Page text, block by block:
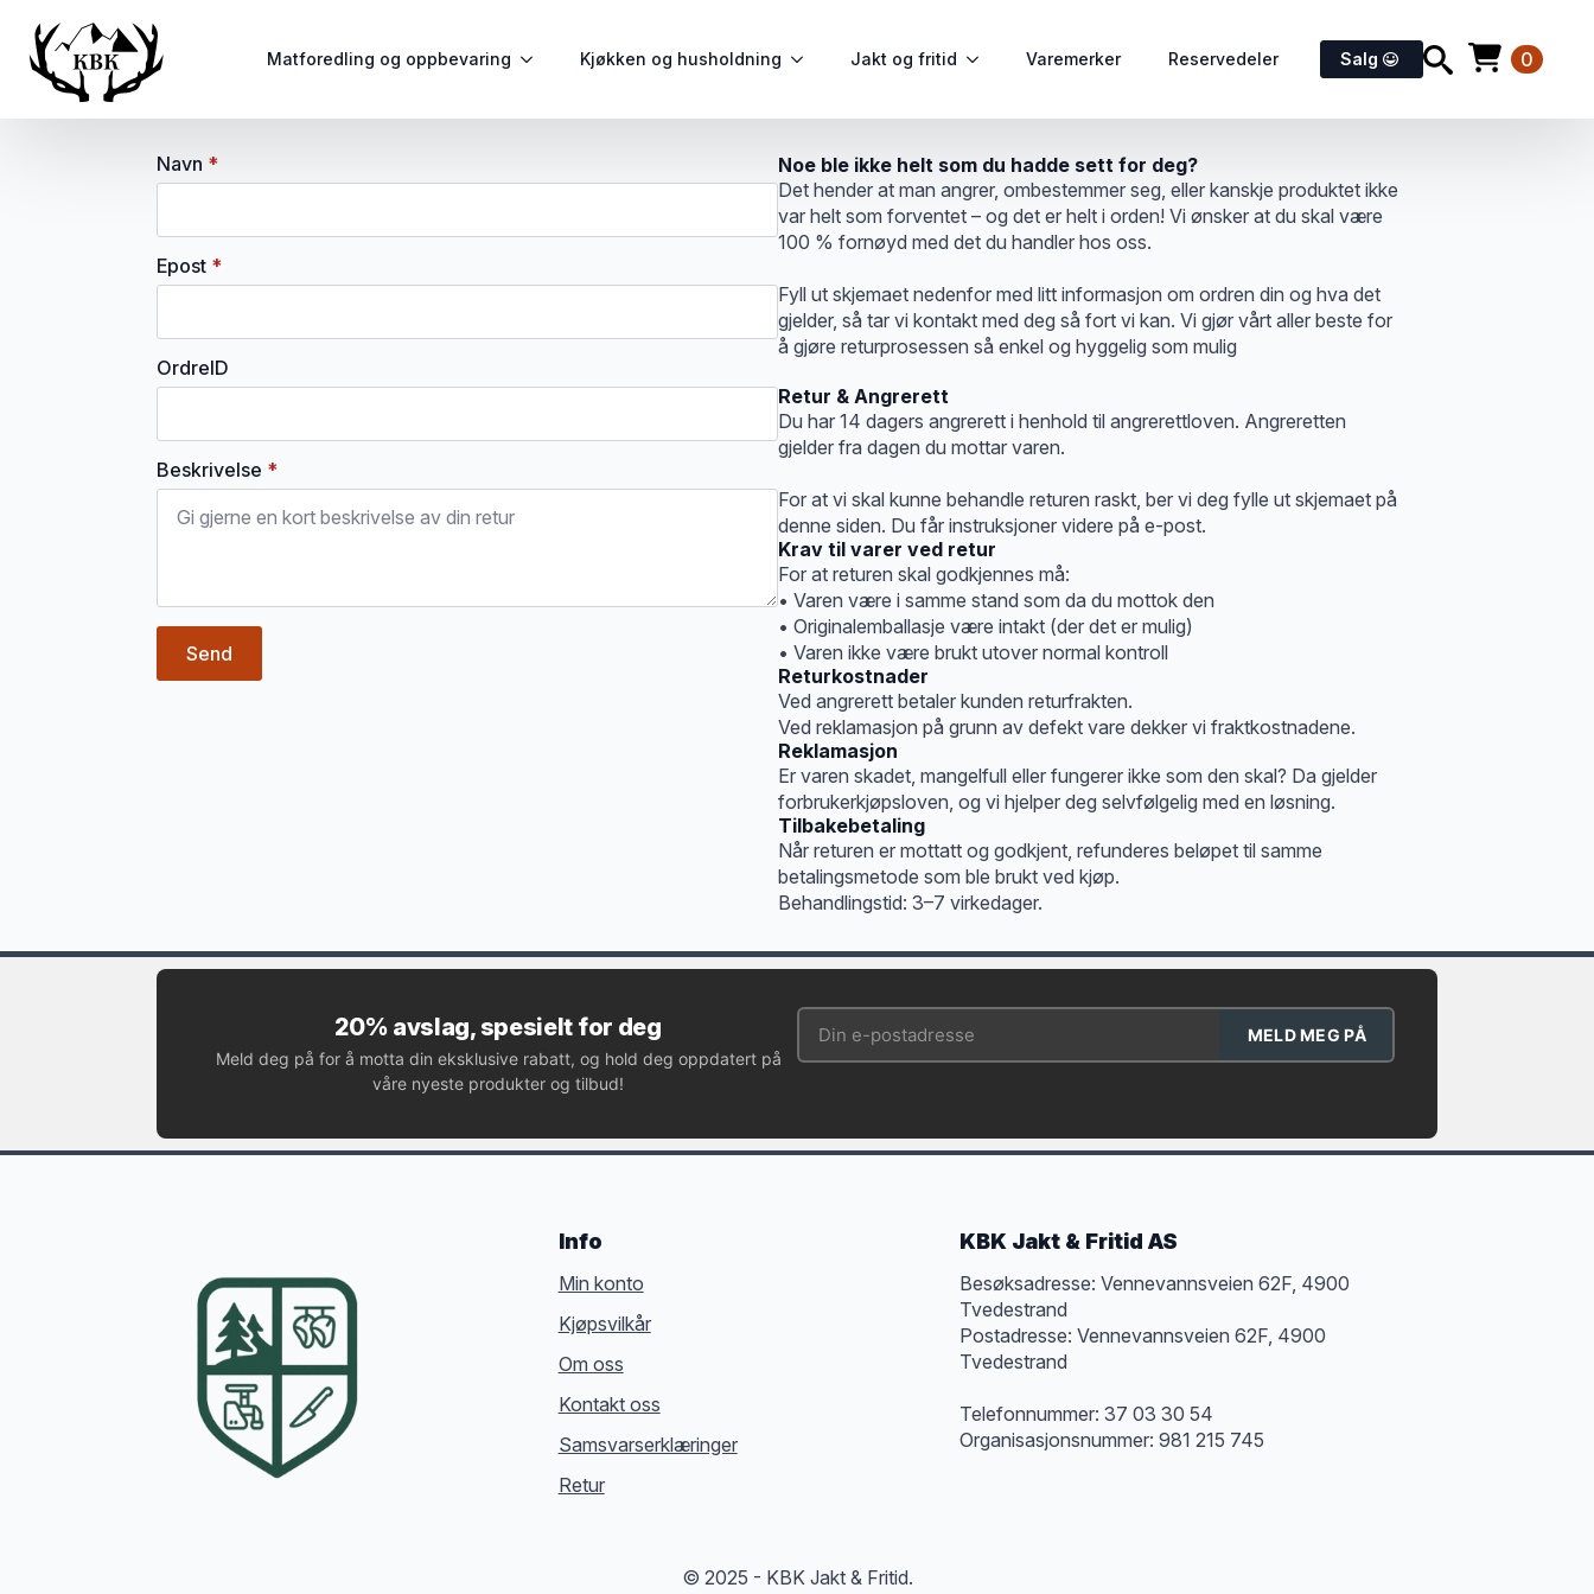
Matforedling og oppbevaring Kjøkken og husholdning Jakt og fritid Varemerker Reservedeler Salg 0
Navn *
Epost *
OrdreID
Beskrivelse *
Send
Noe ble ikke helt som du hadde sett for deg?
Det hender at man angrer, ombestemmer seg, eller kanskje produktet ikke
var helt som forventet – og det er helt i orden! Vi ønsker at du skal være
100 % fornøyd med det du handler hos oss.
Fyll ut skjemaet nedenfor med litt informasjon om ordren din og hva det
gjelder, så tar vi kontakt med deg så fort vi kan. Vi gjør vårt aller beste for
å gjøre returprosessen så enkel og hyggelig som mulig
Retur & Angrerett
Du har 14 dagers angrerett i henhold til angrerettloven. Angreretten
gjelder fra dagen du mottar varen.
For at vi skal kunne behandle returen raskt, ber vi deg fylle ut skjemaet på
denne siden. Du får instruksjoner videre på e-post.
Krav til varer ved retur
For at returen skal godkjennes må:
• Varen være i samme stand som da du mottok den
• Originalemballasje være intakt (der det er mulig)
• Varen ikke være brukt utover normal kontroll
Returkostnader
Ved angrerett betaler kunden returfrakten.
Ved reklamasjon på grunn av defekt vare dekker vi fraktkostnadene.
Reklamasjon
Er varen skadet, mangelfull eller fungerer ikke som den skal? Da gjelder
forbrukerkjøpsloven, og vi hjelper deg selvfølgelig med en løsning.
Tilbakebetaling
Når returen er mottatt og godkjent, refunderes beløpet til samme
betalingsmetode som ble brukt ved kjøp.
Behandlingstid: 3–7 virkedager.
20% avslag, spesielt for deg
Meld deg på for å motta din eksklusive rabatt, og hold deg oppdatert på
våre nyeste produkter og tilbud!
MELD MEG PÅ
Info
Min konto
Kjøpsvilkår
Om oss
Kontakt oss
Samsvarserklæringer
Retur
KBK Jakt & Fritid AS
Besøksadresse: Vennevannsveien 62F, 4900
Tvedestrand
Postadresse: Vennevannsveien 62F, 4900
Tvedestrand
Telefonnummer: 37 03 30 54
Organisasjonsnummer: 981 215 745
© 2025 - KBK Jakt & Fritid.